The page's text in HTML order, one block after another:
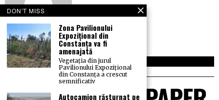
NEWSLETTER
DON'T MISS
Zona Pavilionului
Expozițional din
Constanța va fi
amenajată
Vegetația din jurul
Pavilionului Expozițional
din Constanța a crescut
semnificativ
Autocamion răsturnat pe